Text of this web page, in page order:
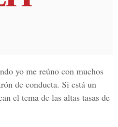
yo me reúno con muchos
de conducta. Si está un
el tema de las altas tasas de